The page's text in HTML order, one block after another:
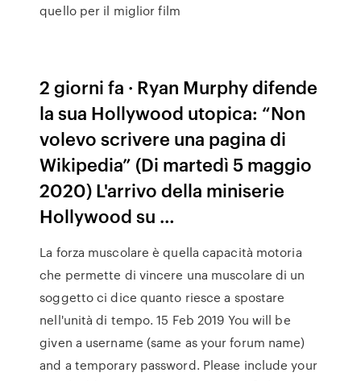
quello per il miglior film
2 giorni fa · Ryan Murphy difende
la sua Hollywood utopica: “Non
volevo scrivere una pagina di
Wikipedia” (Di martedì 5 maggio
2020) L'arrivo della miniserie
Hollywood su …
La forza muscolare è quella capacità motoria
che permette di vincere una muscolare di un
soggetto ci dice quanto riesce a spostare
nell'unità di tempo. 15 Feb 2019 You will be
given a username (same as your forum name)
and a temporary password. Please include your